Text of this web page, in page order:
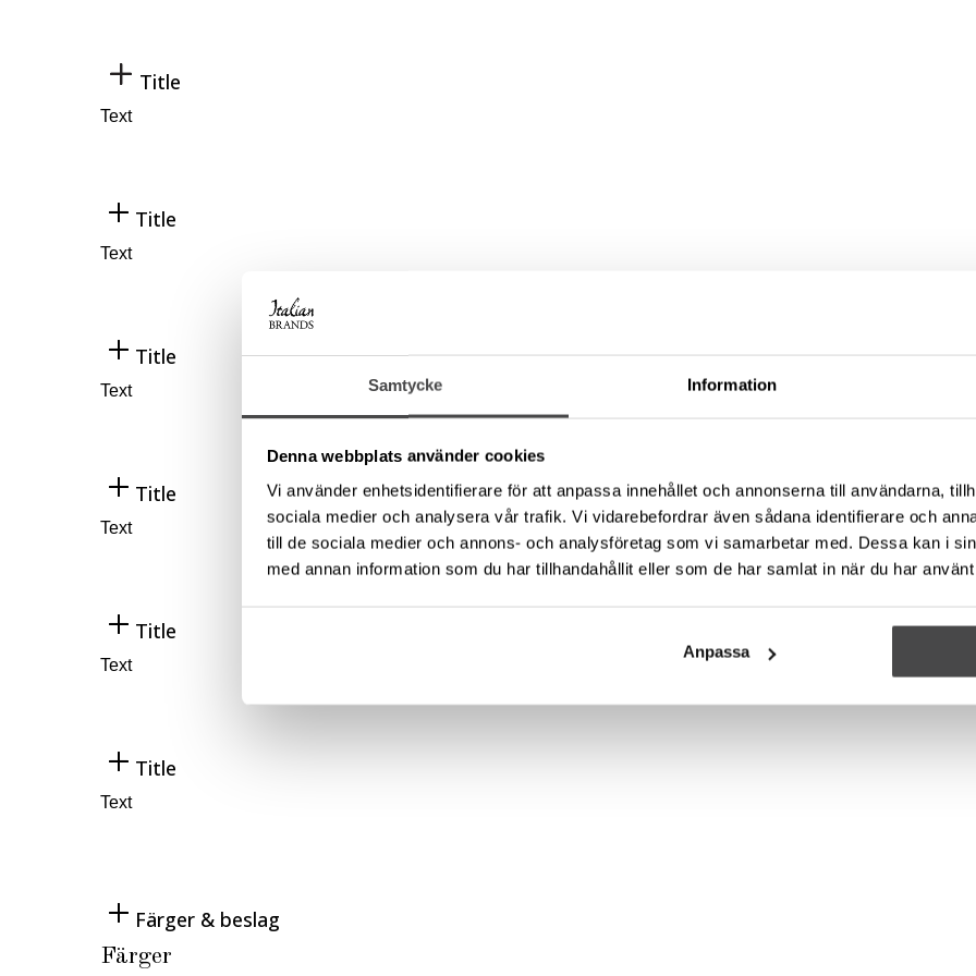
Samtycke Information
Denna webbplats använder cookies
Vi använder enhetsidentifierare för att anpassa innehållet och annonserna till användarna,
sociala medier och analysera vår trafik. Vi vidarebefordrar även sådana identifierare och
till de sociala medier och annons- och analysföretag som vi samarbetar med. Dessa kan i
med annan information som du har tillhandahållit eller som de har samlat in när du har
Anpassa
Title
Text
Title
Text
Title
Text
Title
Text
Title
Text
Title
Text
Färger & beslag
Färger